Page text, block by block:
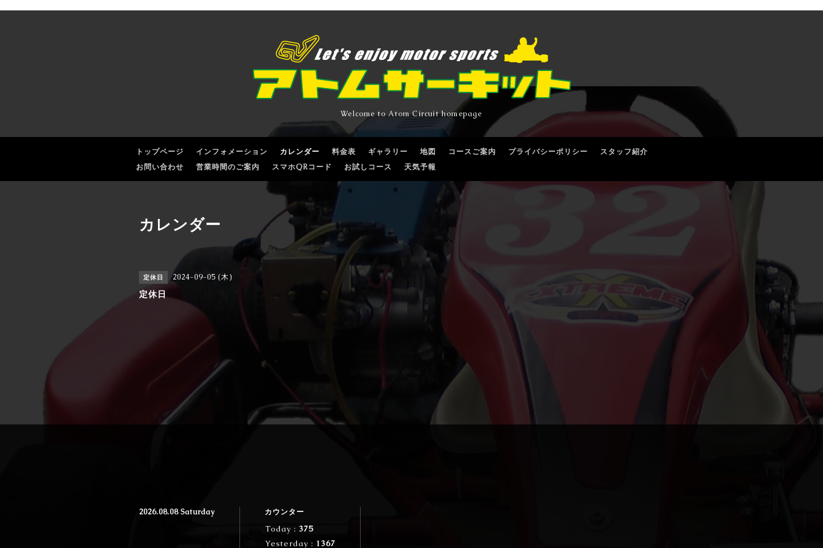
Welcome to Atom Circuit homepage
トップページ インフォメーション カレンダー 料金表 ギャラリー 地図 コースご案内 プライバシーポリシー
スタッフ紹介
お問い合わせ
営業時間のご案内 スマホQRコード お試しコース 天気予報
カレンダー
定休日 2024-09-05 (木)
定休日
2026.08.08 Saturday カウンター
Today : 375
Yesterday : 1367